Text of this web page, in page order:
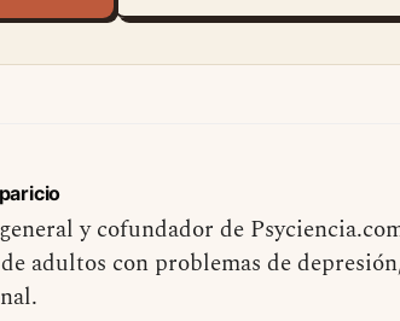
y cofundador de
adultos con problemas de